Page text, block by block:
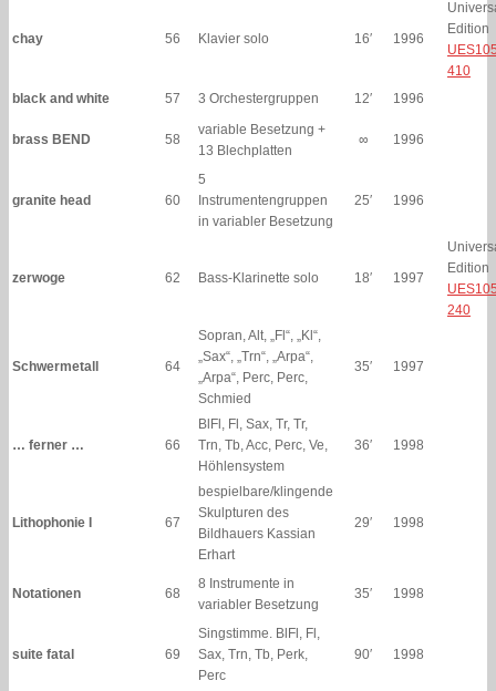
chay 56 Klavier solo 16′ 1996
Edition
410
black and white
57 3 Orchestergruppen 12′ 1996
brass BEND 58
variable Besetzung +
13 Blechplatten
∞ 1996
granite head 60
5
Instrumentengruppen
in variabler Besetzung
25′ 1996
zerwoge 62 Bass-Klarinette solo 18′ 1997
Edition
240
Schwermetall 64
Sopran, Alt, „Fl“, „Kl“,
„Sax“, „Trn“, „Arpa“,
„Arpa“, Perc, Perc,
Schmied
35′ 1997
… ferner … 66
BlFl, Fl, Sax, Tr, Tr,
Trn, Tb, Acc, Perc, Ve,
Höhlensystem
36′ 1998
Lithophonie I 67
bespielbare/klingende
Skulpturen des
Bildhauers Kassian
Erhart
29′ 1998
Notationen 68
8 Instrumente in
variabler Besetzung
35′ 1998
suite fatal 69
Singstimme. BlFl, Fl,
Sax, Trn, Tb, Perk,
Perc
90′ 1998